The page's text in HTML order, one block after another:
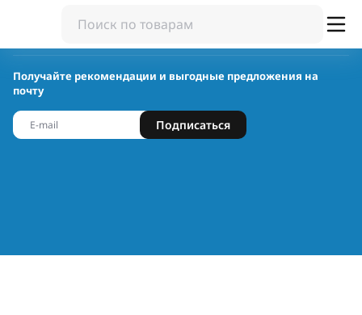
Получайте рекомендации и выгодные предложения на
почту
Подписаться